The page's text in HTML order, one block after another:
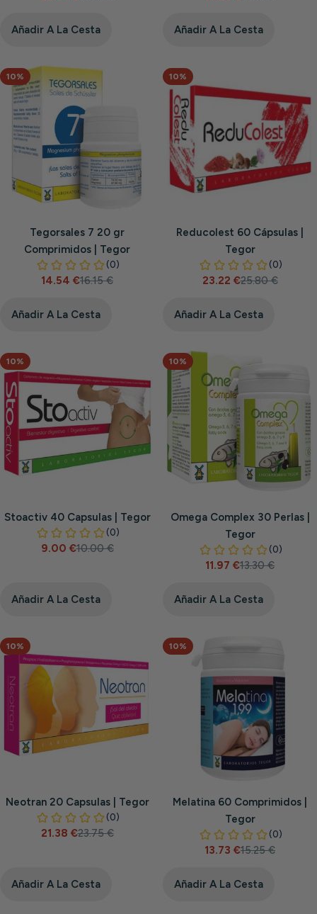
venta
Añadir A La Cesta
venta
Añadir A La Cesta
10%
Tegorsales 7 20 gr
Comprimidos | Tegor
Precio
venta
14.54 €Precio
16.15 €
Añadir A La Cesta
10%
Reducolest 60 Cápsulas |
Tegor
Precio
venta
23.22 €Precio
25.80 €
Añadir A La Cesta
10%
Stoactiv 40 Capsulas | Tegor
Precio
9.00 €Precio
10.00 €
Añadir A La Cesta
10%
Omega Complex 30 Perlas |
Tegor
Precio
venta
11.97 €Precio
13.30 €
Añadir A La Cesta
10%
Neotran 20 Capsulas | Tegor
Precio
21.38 €Precio
23.75 €
Añadir A La Cesta
10%
Melatina 60 Comprimidos |
Tegor
Precio
venta
13.73 €Precio
15.25 €
Añadir A La Cesta